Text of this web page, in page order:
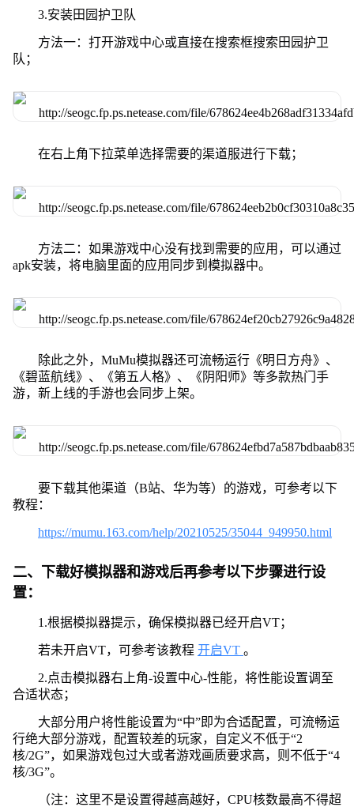
3.安装田园护卫队
方法一：打开游戏中心或直接在搜索框搜索田园护卫
队；
在右上角下拉菜单选择需要的渠道服进行下载；
方法二：如果游戏中心没有找到需要的应用，可以通过
apk安装，将电脑里面的应用同步到模拟器中。
除此之外，MuMu模拟器还可流畅运行《明日方舟》、
《碧蓝航线》、《第五人格》、《阴阳师》等多款热门手
游，新上线的手游也会同步上架。
要下载其他渠道（B站、华为等）的游戏，可参考以下
教程：
https://mumu.163.com/help/20210525/35044_949950.html
二、下载好模拟器和游戏后再参考以下步骤进行设
置：
1.根据模拟器提示，确保模拟器已经开启VT；
若未开启VT，可参考该教程 开启VT 。
2.点击模拟器右上角-设置中心-性能，将性能设置调至
合适状态；
大部分用户将性能设置为“中”即为合适配置，可流畅运
行绝大部分游戏，配置较差的玩家，自定义不低于“2
核/2G”，如果游戏包过大或者游戏画质要求高，则不低于“4
核/3G”。
（注：这里不是设置得越高越好，CPU核数最高不得超